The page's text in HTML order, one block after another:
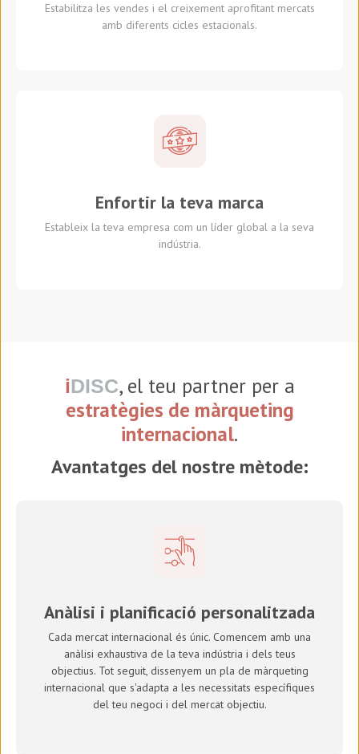
Estabilitza les vendes i el creixement aprofitant mercats
amb diferents cicles estacionals.
Enfortir la teva marca
Estableix la teva empresa com un líder global a la seva
indústria.
iDISC, el teu partner per a
estratègies de màrqueting
internacional.
Avantatges del nostre mètode:
Anàlisi i planificació personalitzada
Cada mercat internacional és únic. Comencem amb una
anàlisi exhaustiva de la teva indústria i dels teus
objectius. Tot seguit, dissenyem un pla de màrqueting
internacional que s'adapta a les necessitats específiques
del teu negoci i del mercat objectiu.